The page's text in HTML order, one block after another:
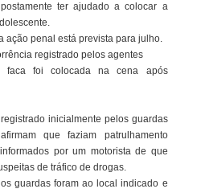
ter ajudado a colocar a
ação penal está prevista para julho.
registrado pelos agentes
faca foi colocada na cena após
inicialmente pelos guardas
que faziam patrulhamento
por um motorista de que
de tráfico de drogas.
guardas foram ao local indicado e